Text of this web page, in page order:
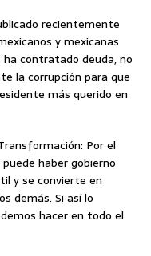
recientemente
y mexicanas
ha contratado deuda, no
la corrupción para que
más querido en
Por el
haber gobierno
y se convierte en
demás. Si así lo
hacer en todo el